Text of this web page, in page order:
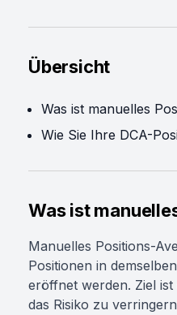
Übersicht
Was ist manuelles
Wie Sie Ihre DCA-
Was ist
Manuelles Positions-
Positionen in
eröffnet werden. Ziel
das Risiko zu